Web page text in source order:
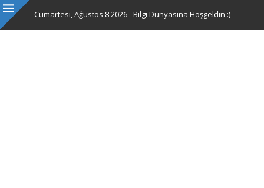
Cumartesi, Ağustos 8 2026 - Bilgi Dünyasına Hoşgeldin :)